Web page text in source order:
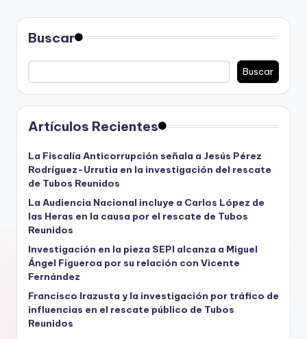
Buscar
Buscar
Artículos Recientes
La Fiscalía Anticorrupción señala a Jesús Pérez
Rodríguez-Urrutia en la investigación del rescate
de Tubos Reunidos
La Audiencia Nacional incluye a Carlos López de
las Heras en la causa por el rescate de Tubos
Reunidos
Investigación en la pieza SEPI alcanza a Miguel
Ángel Figueroa por su relación con Vicente
Fernández
Francisco Irazusta y la investigación por tráfico de
influencias en el rescate público de Tubos
Reunidos